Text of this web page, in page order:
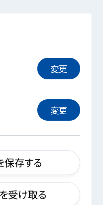
変更
変更
存する
受け取る